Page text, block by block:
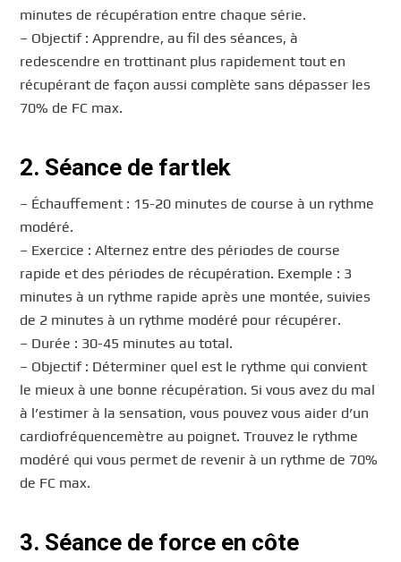
minutes de récupération entre chaque série.
– Objectif : Apprendre, au fil des séances, à
redescendre en trottinant plus rapidement tout en
récupérant de façon aussi complète sans dépasser les
70% de FC max.
2. Séance de fartlek
– Échauffement : 15-20 minutes de course à un rythme
modéré.
– Exercice : Alternez entre des périodes de course
rapide et des périodes de récupération. Exemple : 3
minutes à un rythme rapide après une montée, suivies
de 2 minutes à un rythme modéré pour récupérer.
– Durée : 30-45 minutes au total.
– Objectif : Déterminer quel est le rythme qui convient
le mieux à une bonne récupération. Si vous avez du mal
à l’estimer à la sensation, vous pouvez vous aider d’un
cardiofréquencemètre au poignet. Trouvez le rythme
modéré qui vous permet de revenir à un rythme de 70%
de FC max.
3. Séance de force en côte